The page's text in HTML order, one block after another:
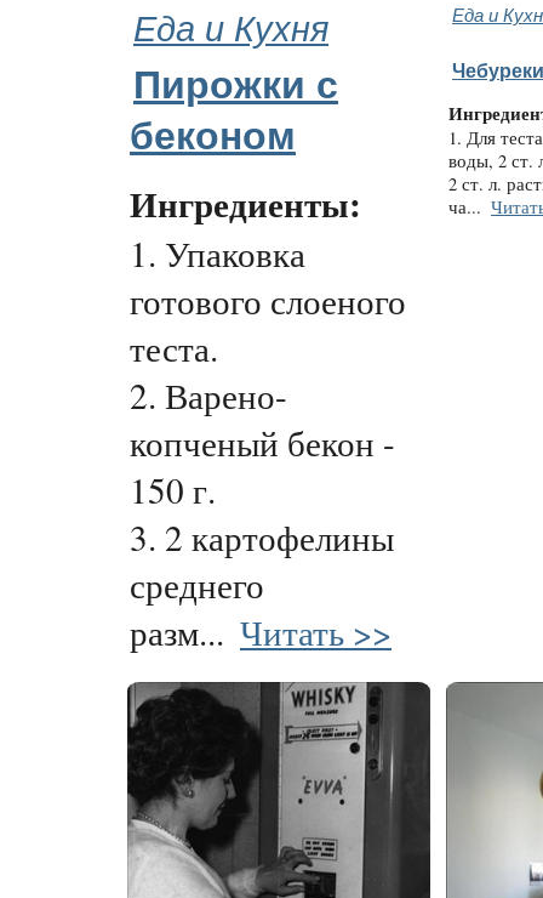
Еда и Кухня Еда и
Пирожки с
беконом
Ингредиенты:
1. Упаковка
готового слоеного
теста.
2. Варено-
копченый бекон -
150 г.
3. 2 картофелины
среднего
разм... Читать >>
1. Для
воды, 2 ст.
2 ст. л.
ча...